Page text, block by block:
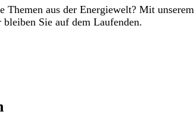
Themen aus der Energiewelt? Mit unserem
Sie auf dem Laufenden.